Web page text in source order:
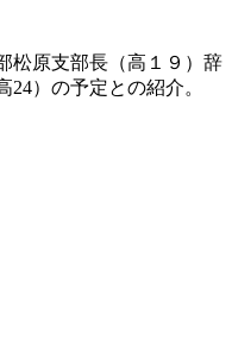
松原支部長（高１９）辞
）の予定との紹介。